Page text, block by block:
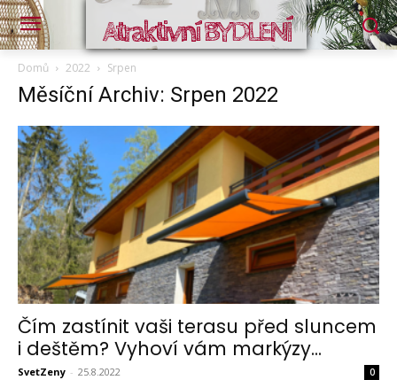
Atraktivní BYDLENÍ
Domů 2022 Srpen
Měsíční Archiv: Srpen 2022
Čím zastínit vaši terasu před sluncem
i deštěm? Vyhoví vám markýzy...
SvetZeny - 25.8.2022 0